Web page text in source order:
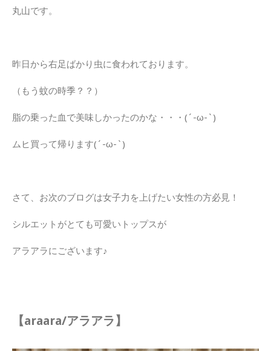
丸山です。
昨日から右足ばかり虫に食われております。
（もう蚊の時季？？）
脂の乗った血で美味しかったのかな・・・(´-ω-`)
ムヒ買って帰ります(´-ω-`)
さて、お次のブログは女子力を上げたい女性の方必見！
シルエットがとても可愛いトップスが
アラアラにございます♪
【araara/アラアラ】